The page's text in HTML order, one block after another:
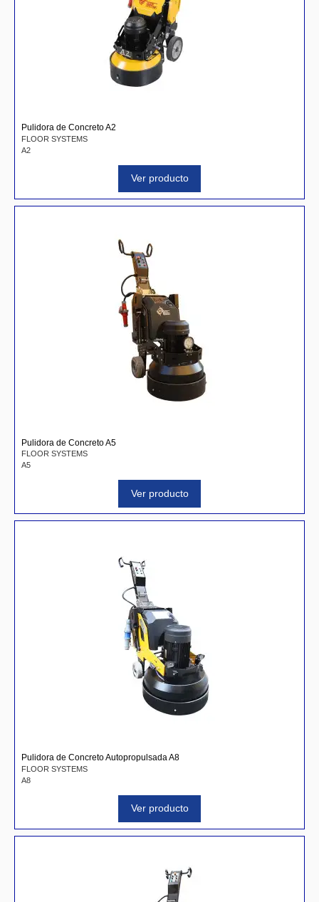
Pulidora de Concreto A2
FLOOR SYSTEMS
A2
Ver producto
Pulidora de Concreto A5
FLOOR SYSTEMS
A5
Ver producto
Pulidora de Concreto Autopropulsada A8
FLOOR SYSTEMS
A8
Ver producto